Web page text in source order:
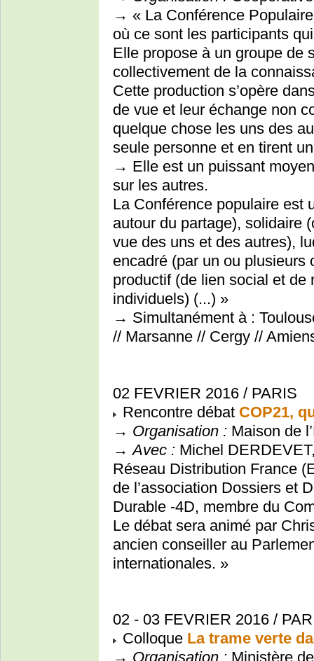
→ « La Conférence
où ce sont les participants
Elle propose à un groupe de
collectivement de la
Cette production s’opère
de vue et leur échange non
quelque chose les uns des
seule personne et en tirent
→ Elle est un puissant
sur les autres.
La Conférence populaire est
autour du partage), solidaire
vue des uns et des autres),
encadré (par un ou plusieurs
productif (de lien social et
individuels) (...) »
→ Simultanément à :
// Marsanne // Cergy //
02 FEVRIER 2016 / PARIS
Rencontre débat COP21,
→ Organisation : Maison de
→Avec : Michel
Réseau Distribution France
de l’association Dossiers et
Durable -4D, membre du
Le débat sera animé par
ancien conseiller au
internationales. »
02 - 03 FEVRIER 2016 /
Colloque La trame verte
→ Organisation : Ministère